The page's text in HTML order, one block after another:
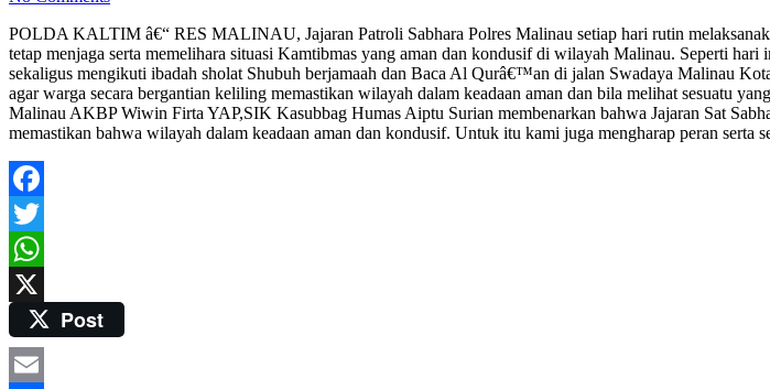
POLDA KALTIM â€“ RES MALINAU, Jajaran Patroli Sabhara Polres Malinau setiap hari rutin
tetap menjaga serta memelihara situasi Kamtibmas yang aman dan kondusif di wilayah Malinau. Seperti
sekaligus mengikuti ibadah sholat Shubuh berjamaah dan Baca Al Qurâ€™an di jalan Swadaya Malinau
agar warga secara bergantian keliling memastikan wilayah dalam keadaan aman dan bila melihat sesuatu
Malinau AKBP Wiwin Firta YAP,SIK Kasubbag Humas Aiptu Surian membenarkan bahwa Jajaran Sat
memastikan bahwa wilayah dalam keadaan aman dan kondusif. Untuk itu kami juga mengharap peran serta
Facebook
Twitter
WhatsApp
Post